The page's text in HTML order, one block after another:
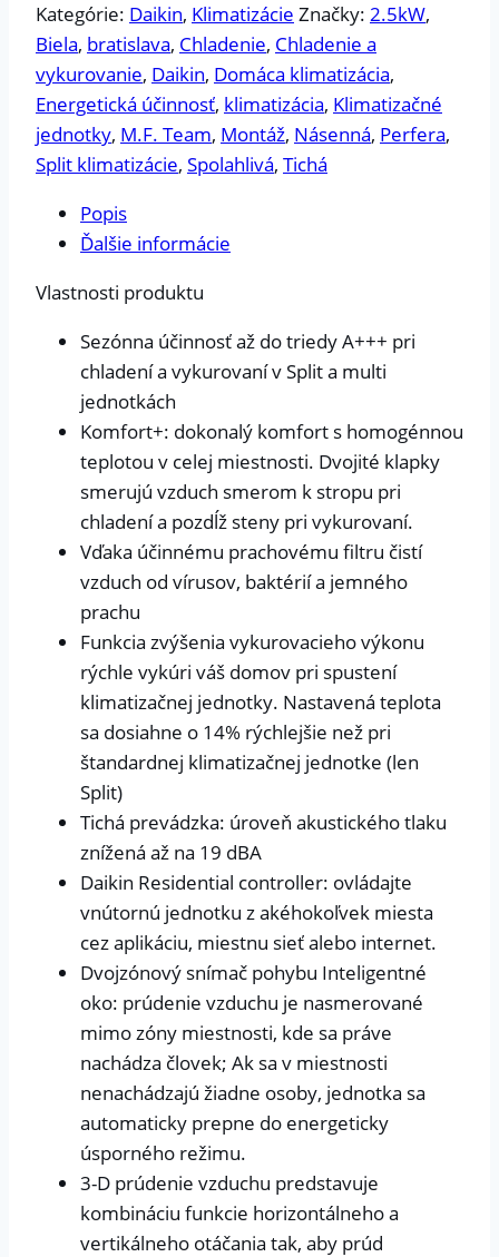
Kategórie: Daikin, Klimatizácie Značky: 2.5kW,
Biela, bratislava, Chladenie, Chladenie a
vykurovanie, Daikin, Domáca klimatizácia,
Energetická účinnosť, klimatizácia, Klimatizačné
jednotky, M.F. Team, Montáž, Násenná, Perfera,
Split klimatizácie, Spolahlivá, Tichá
Popis
Ďalšie informácie
Vlastnosti produktu
Sezónna účinnosť až do triedy A+++ pri
chladení a vykurovaní v Split a multi
jednotkách
Komfort+: dokonalý komfort s homogénnou
teplotou v celej miestnosti. Dvojité klapky
smerujú vzduch smerom k stropu pri
chladení a pozdĺž steny pri vykurovaní.
Vďaka účinnému prachovému filtru čistí
vzduch od vírusov, baktérií a jemného
prachu
Funkcia zvýšenia vykurovacieho výkonu
rýchle vykúri váš domov pri spustení
klimatizačnej jednotky. Nastavená teplota
sa dosiahne o 14% rýchlejšie než pri
štandardnej klimatizačnej jednotke (len
Split)
Tichá prevádzka: úroveň akustického tlaku
znížená až na 19 dBA
Daikin Residential controller: ovládajte
vnútornú jednotku z akéhokoľvek miesta
cez aplikáciu, miestnu sieť alebo internet.
Dvojzónový snímač pohybu Inteligentné
oko: prúdenie vzduchu je nasmerované
mimo zóny miestnosti, kde sa práve
nachádza človek; Ak sa v miestnosti
nenachádzajú žiadne osoby, jednotka sa
automaticky prepne do energeticky
úsporného režimu.
3-D prúdenie vzduchu predstavuje
kombináciu funkcie horizontálneho a
vertikálneho otáčania tak, aby prúd